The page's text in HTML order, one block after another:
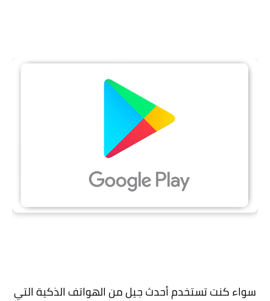
سواء كنت تستخدم أحدث جيل من الهواتف الذكية التي